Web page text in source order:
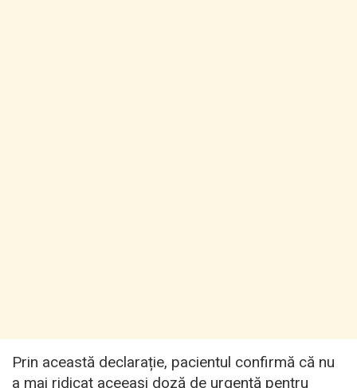
Prin această declarație, pacientul confirmă că nu
a mai ridicat aceeași doză de urgență pentru